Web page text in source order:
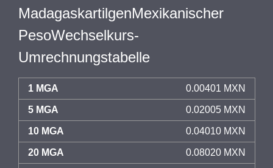
MadagaskartilgenMexikanischer
PesoWechselkurs-
Umrechnungstabelle
1 MGA 0.00401 MXN
5 MGA 0.02005 MXN
10 MGA 0.04010 MXN
20 MGA 0.08020 MXN